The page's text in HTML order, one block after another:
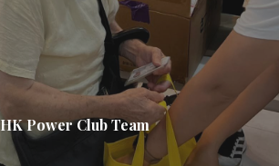
HK Power Club Team